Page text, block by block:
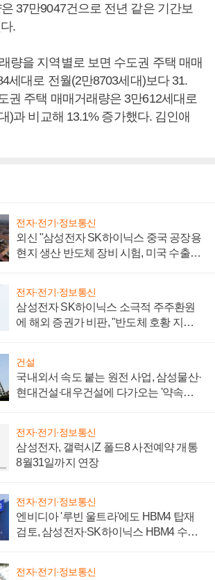
37만9047건으로 전년 같은 기간보
.
량을 지역별로 보면 수도권 주택 매매
세대로 전월(2만8703세대)보다 31.
권 주택 매매거래량은 3만612세대로
)과 비교해 13.1% 증가했다. 김인애
전자·전기·정보통신
외신 "삼성전자 SK하이닉스 중국 공장용
현지 생산 반도체 장비 시험, 미국 수출통
전자·전기·정보통신
삼성전자 SK하이닉스 소극적 주주환원
에 해외 증권가 비판, "반도체 호황 지속
건설
국내외서 속도 붙는 원전 사업, 삼성물산·
현대건설·대우건설에 다가오는 '약속의
전자·전기·정보통신
삼성전자, 갤럭시Z 폴드8 사전예약 개통
8월31일까지 연장
전자·전기·정보통신
엔비디아 '루빈 울트라'에도 HBM4 탑재
검토, 삼성전자·SK하이닉스 HBM4 수율
전자·전기·정보통신